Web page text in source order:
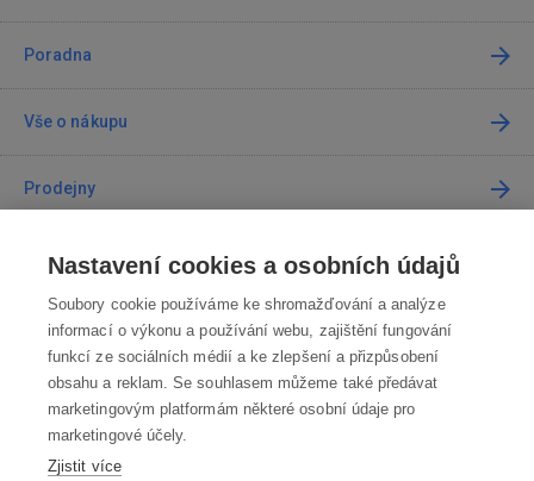
Poradna
Vše o nákupu
Prodejny
Kontakt
Kontaktujte nás
info@robotworld.cz
220 770 770 Po-Pá 8:00—16:00
VŠECHNY KONTAKTY
Nastavení cookies a osobních údajů
Soubory cookie používáme ke shromažďování a analýze
informací o výkonu a používání webu, zajištění fungování
funkcí ze sociálních médií a ke zlepšení a přizpůsobení
obsahu a reklam. Se souhlasem můžeme také předávat
marketingovým platformám některé osobní údaje pro
marketingové účely.
Zjistit více